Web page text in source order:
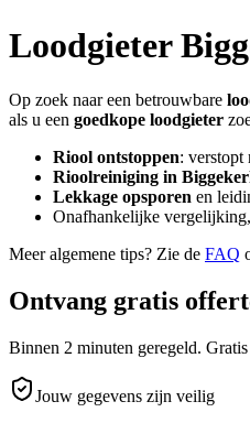
Loodgieter
Op zoek naar een betrouwbare
als u een goedkope loodgieter
Riool ontstoppen:
Rioolreiniging in
Lekkage opsporen en
Onafhankelijke
Meer algemene tips? Zie de FAQ
Ontvang gratis
Binnen 2 minuten geregeld.
Jouw gegevens zijn veilig